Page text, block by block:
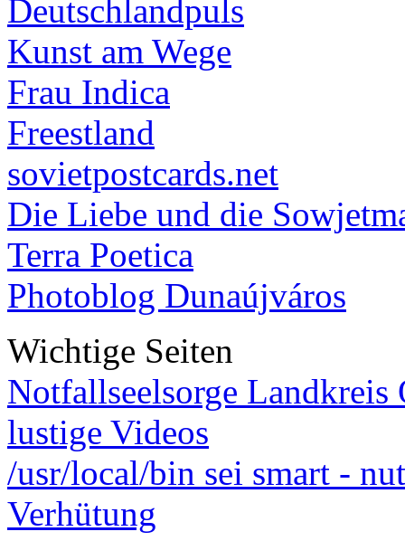
Deutschlandpuls
Kunst am Wege
Frau Indica
Freestland
sovietpostcards.net
Die Liebe und die
Terra Poetica
Photoblog Dunaújváros
Wichtige Seiten
Notfallseelsorge Landkreis
lustige Videos
/usr/local/bin sei smart -
Verhütung